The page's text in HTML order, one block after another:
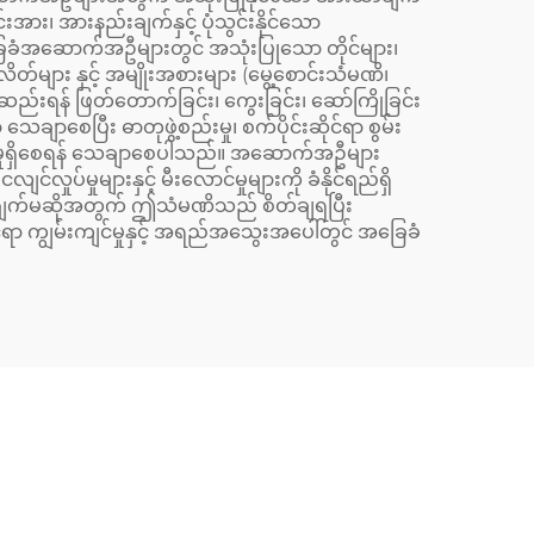
း၊ အားနည်းချက်နှင့် ပုံသွင်းနိုင်သော
ခံအဆောက်အဦများတွင် အသုံးပြုသော တိုင်များ၊
များ နှင့် အမျိုးအစားများ (မွေ့စောင်းသံမဏိ၊
န် ဖြတ်တောက်ခြင်း၊ ကွေးခြင်း၊ ဆော်ကြိုခြင်း
ချာစေပြီး ဓာတုဖွဲ့စည်းမှု၊ စက်ပိုင်းဆိုင်ရာ စွမ်း
ေရန် သေချာစေပါသည်။ အဆောက်အဦများ
င်လှုပ်မှုများနှင့် မီးလောင်မှုများကို ခံနိုင်ရည်ရှိ
ာဂျက်မဆိုအတွက် ဤသံမဏိသည် စိတ်ချရပြီး
ကျွမ်းကျင်မှုနှင့် အရည်အသွေးအပေါ်တွင် အခြေခံ